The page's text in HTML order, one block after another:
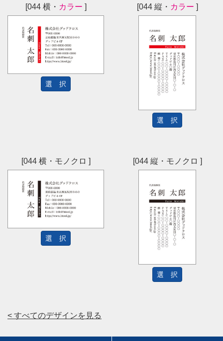
[044 横・ カラー ]
選 択
[044 縦・ カラー ]
選 択
[044 横・モノクロ ]
選 択
[044 縦・モノクロ ]
選 択
< すべてのデザインを見る